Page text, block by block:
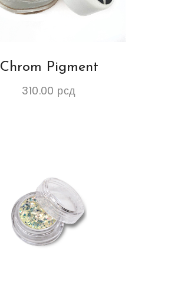
Chrom Pigment
310.00 рсд